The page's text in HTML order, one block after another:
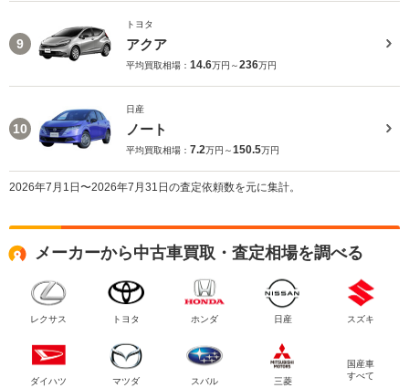
9
トヨタ
アクア
平均買取相場： 14.6万円～236万円
10
日産
ノート
平均買取相場： 7.2万円～150.5万円
2026年7月1日〜2026年7月31日の査定依頼数を元に集計。
メーカーから中古車買取・査定相場を調べる
レクサス トヨタ ホンダ 日産 スズキ
ダイハツ マツダ スバル 三菱
国産車
すべて